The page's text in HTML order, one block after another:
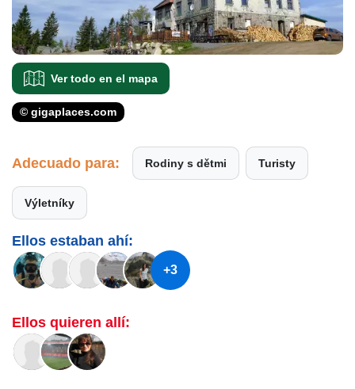
Ver todo en el mapa
© gigaplaces.com
Adecuado para: Rodiny s dětmi Turisty
Výletníky
Ellos estaban ahí:
+3
Ellos quieren allí: